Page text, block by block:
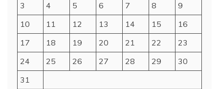
3
4 5 6 7 8
9
10
11 12 13 14 15
16
17
18 19 20 21 22
23
24
25 26 27 28 29
30
31